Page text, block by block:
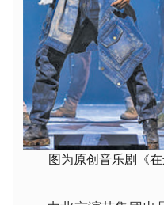
图为原创音乐剧《在